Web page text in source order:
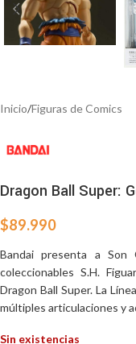
Inicio/Figuras de Comics
Dragon Ball Super:
$89.990
Bandai presenta a
coleccionables S.H.
Dragon Ball Super. La
múltiples articulaciones y
Sin existencias